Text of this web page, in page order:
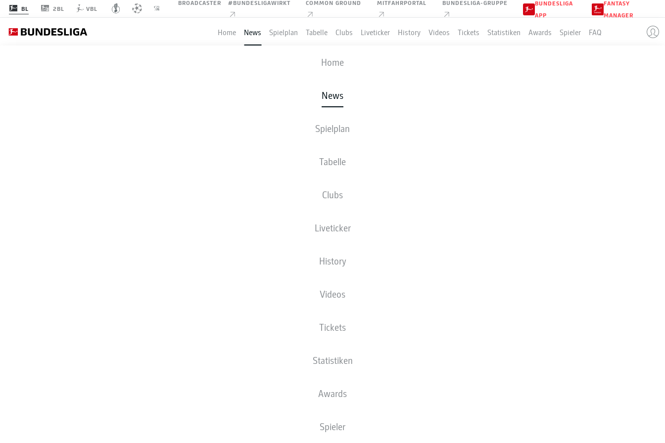
BL 2BL VBL
BROADCASTER #BUNDESLIGAWIRKT COMMON GROUND MITFAHRPORTAL BUNDESLIGA-GRUPPE
BUNDESLIGA
APP
FANTASY
MANAGER
Home News Spielplan Tabelle Clubs Liveticker History Videos Tickets Statistiken Awards Spieler FAQ
Home
News
Spielplan
Tabelle
Clubs
Liveticker
History
Videos
Tickets
Statistiken
Awards
Spieler
Anzeige
BAYER 04 LEVERKUSENS TRIPLE-
TRAUM LEBT - DER ERSTE TITEL IST